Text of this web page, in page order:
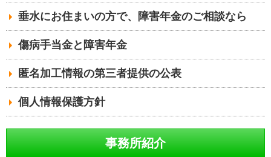
垂水にお住まいの方で、障害年金のご相談なら
傷病手当金と障害年金
匿名加工情報の第三者提供の公表
個人情報保護方針
事務所紹介